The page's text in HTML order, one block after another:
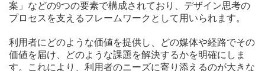
案」などの9つの要素で構成されており、デザイン思考の
プロセスを支えるフレームワークとして用いられます。
利用者にどのような価値を提供し、どの媒体や経路でその
価値を届け、どのような課題を解決するかを明確にしま
す。これにより、利用者のニーズに寄り添えるのが大きな